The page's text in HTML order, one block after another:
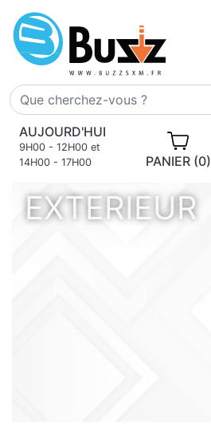
AUJOURD'HUI
9H00 - 12H00 et
14H00 - 17H00
PANIER (0)
EXTERIEUR